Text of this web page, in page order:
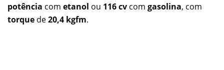
potência com etanol ou 116 cv com gasolina, com
torque de20,4 kgfm.